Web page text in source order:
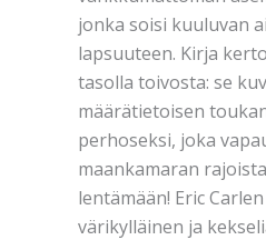
jonka soisi kuuluvan
lapsuuteen. Kirja
tasolla toivosta: se
määrätietoisen
perhoseksi, joka
maankamaran
lentämään! Eric
värikylläinen ja